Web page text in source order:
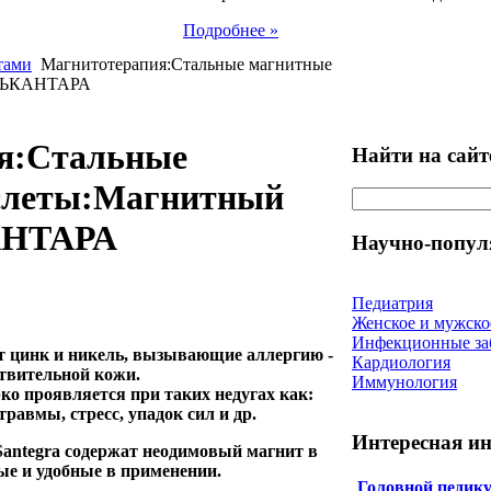
Подробнее »
Магнитотерапия:Cтальные магнитные
цинк и никель, вызывающие аллергию -
кожи.
проявляется при таких недугах как:
стресс, упадок сил и др.
содержат неодимовый магнит в
и удобные в применении.
Найти на
Научно-
Педиатрия
Женское и
Инфекционные
Кардиология
Иммунология
Интересная
Головной